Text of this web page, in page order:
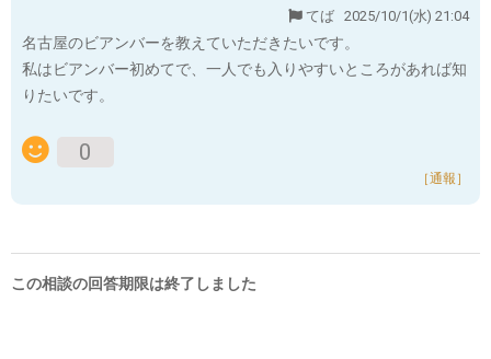
てば 2025/10/1(水) 21:04
名古屋のビアンバーを教えていただきたいです。
私はビアンバー初めてで、一人でも入りやすいところがあれば知
りたいです。
0
［通報］
この相談の回答期限は終了しました